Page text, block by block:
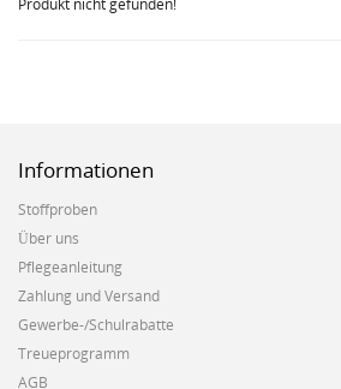
Produkt nicht gefunden!
Informationen
Stoffproben
Über uns
Pflegeanleitung
Zahlung und Versand
Gewerbe-/Schulrabatte
Treueprogramm
AGB